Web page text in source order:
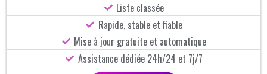
Liste classée
Rapide, stable et fiable
Mise à jour gratuite et automatique
Assistance dédiée 24h/24 et 7j/7